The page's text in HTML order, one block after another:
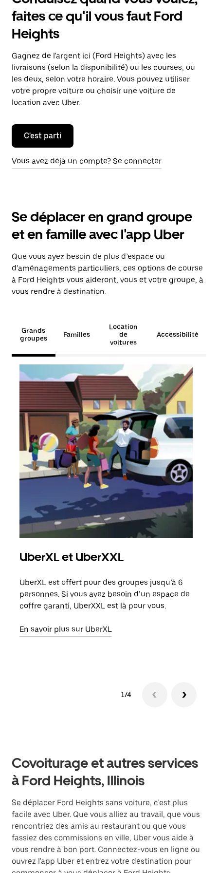
faites ce qu'il vous faut Ford
Heights
Gagnez de l'argent ici (Ford Heights) avec les
livraisons (selon la disponibilité) ou les courses, ou
les deux, selon votre horaire. Vous pouvez utiliser
votre propre voiture ou choisir une voiture de
location avec Uber.
C'est parti
Vous avez déjà un compte? Se connecter
Se déplacer en grand groupe
et en famille avec l'app Uber
Que vous ayez besoin de plus d’espace ou
d’aménagements particuliers, ces options de course
à Ford Heights vous aideront, vous et votre groupe, à
vous rendre à destination.
Grands
groupes
Familles
Location
de
voitures
Accessibilité
UberXL et UberXXL
UberXL est offert pour des groupes jusqu’à 6
personnes. Si vous avez besoin d’un espace de
coffre garanti, UberXXL est là pour vous.
En savoir plus sur UberXL
1/4
Covoiturage et autres services
à Ford Heights, Illinois
Se déplacer Ford Heights sans voiture, c'est plus
facile avec Uber. Que vous alliez au travail, que vous
rencontriez des amis au restaurant ou que vous
fassiez des commissions en ville, Uber vous aide à
vous rendre à bon port. Connectez-vous en ligne ou
ouvrez l'app Uber et entrez votre destination pour